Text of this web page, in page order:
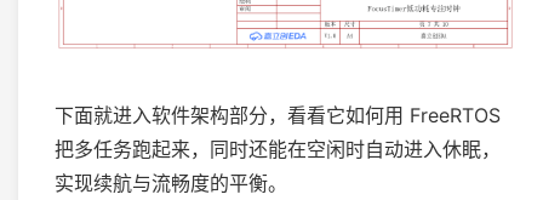
下面就进入软件架构部分，看看它如何用 FreeRTOS
把多任务跑起来，同时还能在空闲时自动进入休眠，
实现续航与流畅度的平衡。